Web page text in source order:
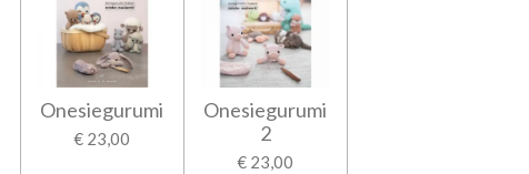
Onesiegurumi
€ 23,00
Onesiegurumi
2
€ 23,00